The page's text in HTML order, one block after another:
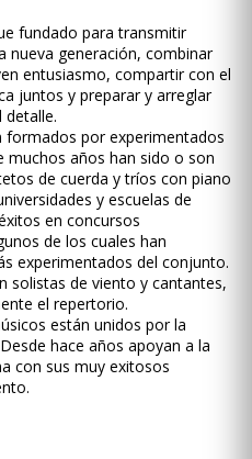
fundado para transmitir
nueva generación, combinar
entusiasmo, compartir con el
juntos y preparar y arreglar
detalle.
por experimentados
muchos años han sido o son
de cuerda y tríos con piano
y escuelas de
en concursos
de los cuales han
experimentados del conjunto.
solistas de viento y cantantes,
el repertorio.
están unidos por la
hace años apoyan a la
con sus muy exitosos